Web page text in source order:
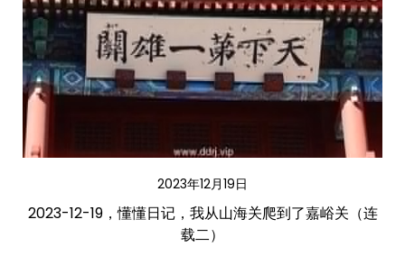
2023年12月19日
2023-12-19，懂懂日记，我从山海关爬到了嘉峪关（连
载二）